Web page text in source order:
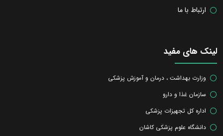
ارتباط با ما
لینک های مفید
وزارت بهداشت ، درمان و آموزش پزشکی
سازمان غذا و دارو
اداره کل تجهیزات پزشکی
دانشگاه علوم پزشکی کاشان